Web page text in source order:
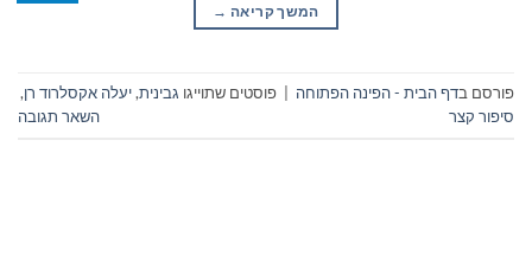
המשך קריאה →
פורסם בדף הבית - הפינה הפתוחה פוסטים שתוייגו גבינית,יעלה אקסלרוד רן,
סיפור קצר
השאר תגובה